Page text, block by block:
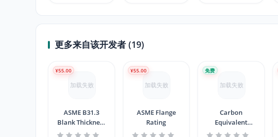
更多来自该开发者 (19)
加载失败
ASME B31.3
Blank Thickness
Calculator
¥55.00
加载失败
ASME Flange
Rating
¥55.00
加载失败
Carbon
Equivalent
Calculator
免费